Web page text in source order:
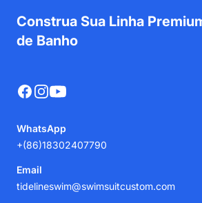
Construa Sua Linha
de Banho
Facebook
Instagram
YouTube
WhatsApp
+(86)18302407790
Email
tidelineswim@swimsuitcustom.com